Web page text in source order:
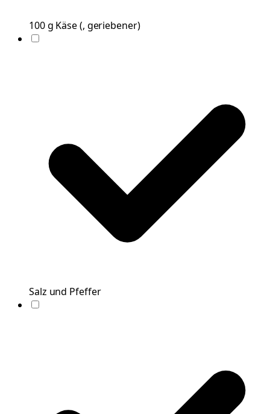
100g Käse(, geriebener)
Salz und Pfeffer